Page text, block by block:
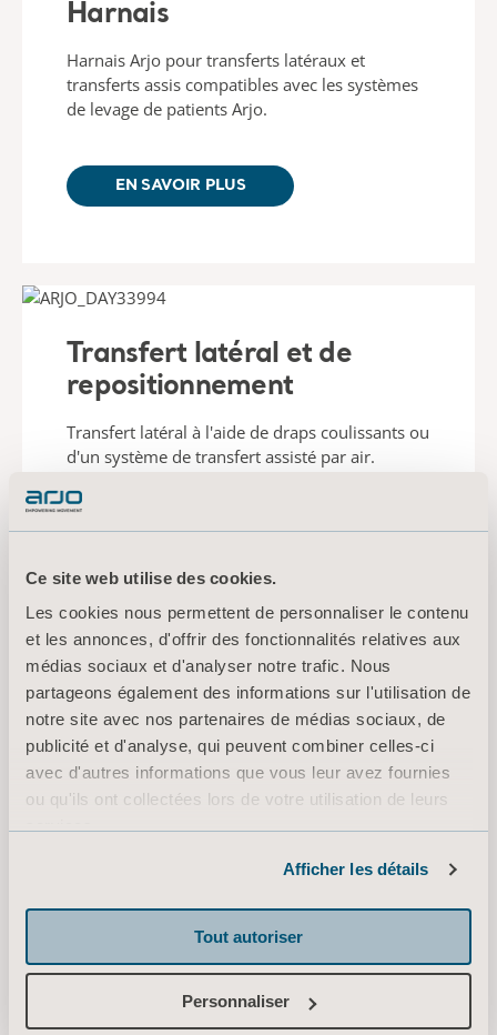
Ce site web utilise des cookies.
Les cookies nous permettent de personnaliser le contenu
et les annonces, d'offrir des fonctionnalités relatives aux
médias sociaux et d'analyser notre trafic. Nous
partageons également des informations sur l'utilisation de
notre site avec nos partenaires de médias sociaux, de
publicité et d'analyse, qui peuvent combiner celles-ci
avec d'autres informations que vous leur avez fournies
ou qu'ils ont collectées lors de votre utilisation de leurs
Afficher les détails
Tout autoriser
Personnaliser
Harnais
Harnais Arjo pour transferts latéraux et
transferts assis compatibles avec les systèmes
de levage de patients Arjo.
EN SAVOIR PLUS
Transfert latéral et de
repositionnement
Transfert latéral à l'aide de draps coulissants ou
d'un système de transfert assisté par air.
EN SAVOIR PLUS
Nous sommes là pour
vous !
Vous ne trouvez pas ce que vous cherchez ?